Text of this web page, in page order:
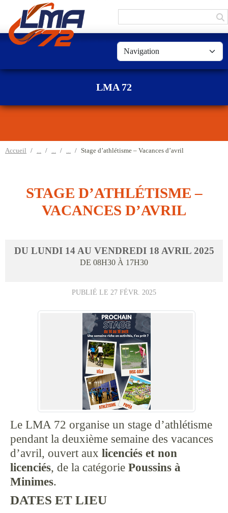
LMA 72
Accueil Stage d’athlétisme – Vacances d’avril
STAGE D’ATHLÉTISME –
VACANCES D’AVRIL
DU LUNDI 14 AU VENDREDI 18 AVRIL 2025
DE 08H30 À 17H30
PUBLIÉ LE 27 FÉVR. 2025
Le LMA 72 organise un stage d’athlétisme
pendant la deuxième semaine des vacances
d’avril, ouvert aux licenciés et non
licenciés, de la catégorie Poussins à
Minimes.
DATES ET LIEU
Panneau de gestion des cookies